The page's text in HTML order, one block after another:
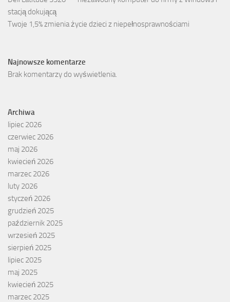
stacją dokującą
Twoje 1,5% zmienia życie dzieci z niepełnosprawnościami
Najnowsze komentarze
Brak komentarzy do wyświetlenia.
Archiwa
lipiec 2026
czerwiec 2026
maj 2026
kwiecień 2026
marzec 2026
luty 2026
styczeń 2026
grudzień 2025
październik 2025
wrzesień 2025
sierpień 2025
lipiec 2025
maj 2025
kwiecień 2025
marzec 2025